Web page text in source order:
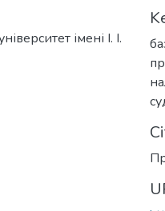
імені І. І.